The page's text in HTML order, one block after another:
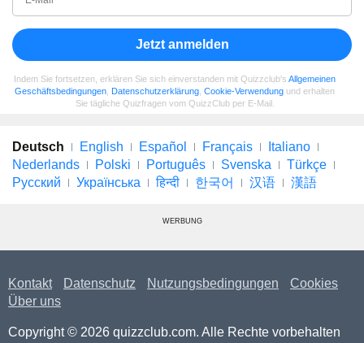
Jetzt anmelden
Indem Sie fortsetzen, erklären Sie sich einverstanden mit Quizzclub's Allgemeinen
Geschäftsbedingungen Datenschutzerklärung Cookie-Verwendung und erhalten
Sie tägliche Quizfragen vom QuizzClub per E-Mail.
Deutsch English Español Français
Italiano
Nederlands
Polski Português Svenska
Türkçe
Русский
Українська हिन्दी 한국어 汉语 漢語
WERBUNG
Kontakt Datenschutz Nutzungsbedingungen
Cookies
Über uns
Copyright © 2026 quizzclub.com. Alle Rechte vorbehalten